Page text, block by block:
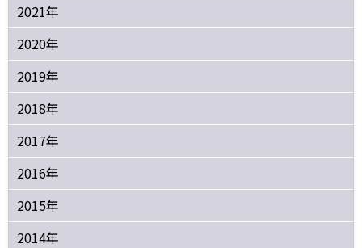
2021年
2020年
2019年
2018年
2017年
2016年
2015年
2014年